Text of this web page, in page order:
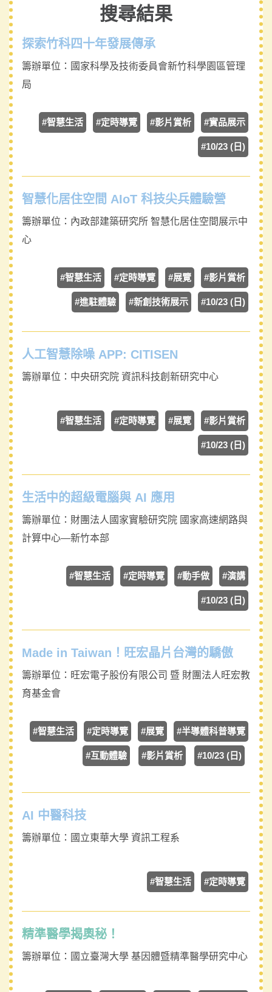
搜尋結果
探索竹科四十年發展傳承
籌辦單位： 國家科學及技術委員會新竹科學園區管理
局
#智慧生活 #定時導覽 #影片賞析 #實品展示
#10/23 (日)
智慧化居住空間 AIoT 科技尖兵體驗營
籌辦單位： 內政部建築研究所 智慧化居住空間展示中
心
#智慧生活 #定時導覽 #展覽 #影片賞析
#進駐體驗 #新創技術展示 #10/23 (日)
人工智慧除噪 APP: CITISEN
籌辦單位： 中央研究院 資訊科技創新研究中心
#智慧生活 #定時導覽 #展覽 #影片賞析
#10/23 (日)
生活中的超級電腦與 AI 應用
籌辦單位： 財團法人國家實驗研究院 國家高速網路與
計算中心—新竹本部
#智慧生活 #定時導覽 #動手做 #演講
#10/23 (日)
Made in Taiwan！旺宏晶片台灣的驕傲
籌辦單位： 旺宏電子股份有限公司 暨 財團法人旺宏教
育基金會
#智慧生活 #定時導覽 #展覽 #半導體科普導覽
#互動體驗 #影片賞析 #10/23 (日)
AI 中醫科技
籌辦單位： 國立東華大學 資訊工程系
#智慧生活 #定時導覽
精準醫學揭奧秘！
籌辦單位： 國立臺灣大學 基因體暨精準醫學研究中心